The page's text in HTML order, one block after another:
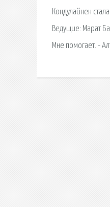
Кондулайнен
Ведущие: Марат
Мне помогает. -